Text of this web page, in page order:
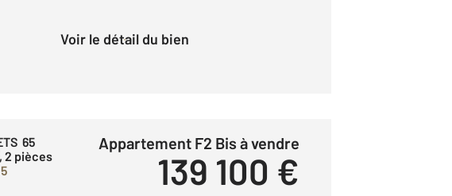
Voir le détail du bien
65
, 2 pièces
Appartement F2 Bis à vendre
139 100 €